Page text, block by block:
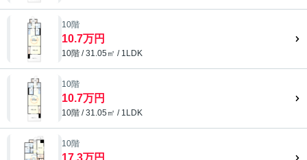
10階
10.7万円
10階 / 31.05㎡ / 1LDK
10階
10.7万円
10階 / 31.05㎡ / 1LDK
10階